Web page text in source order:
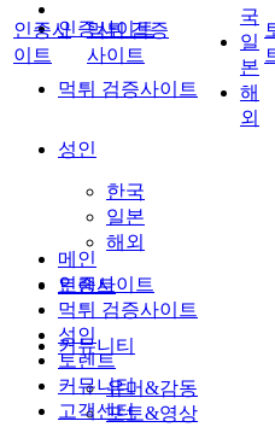
인증사이트
먹튀 검증사이트
성인
한국
일본
해외
토렌트
커뮤니티
유머&감동
포토&영상
인증사
이트
먹튀 검증
사이트
국
일
본
해
외
메인
인증사이트
먹튀 검증사이트
성인
토렌트
커뮤니티
고객센터